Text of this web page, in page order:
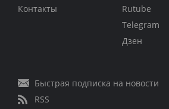
Контакты
Rutube
Telegram
Дзен
Быстрая подписка на новости
RSS